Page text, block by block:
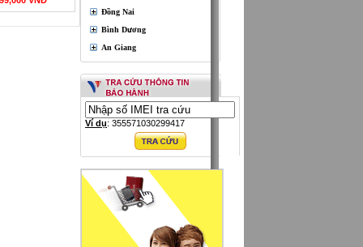
Đồng Nai
Bình Dương
An Giang
Ví dụ: 355571030299417